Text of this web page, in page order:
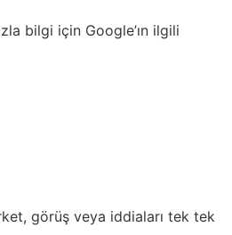
bilgi için Google’ın ilgili
görüş veya iddiaları tek tek